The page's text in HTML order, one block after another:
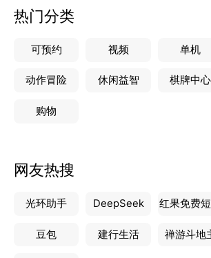
【覆盖全国初高中知识体系】
1、1000+视频课程随到随学，30min
2、独创四星难度体系：基础→拔高→
4、解决初高中生学习程度不同和进度
【AI智学 精准提效】
3、作文批改/拍照搜题/志愿填报等全
【全程伴学 家长安心】
2、「析学练测评」等九步教学服务
热门分类
可预约 视频 单机
动作冒险 休闲益智 棋牌中心
购物
网友热搜
光环助手 DeepSeek 红果免费
豆包 建行生活 禅游斗地